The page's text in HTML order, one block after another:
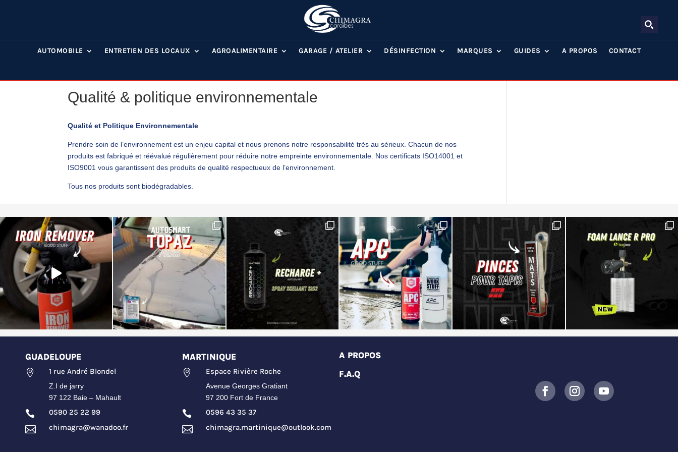
AUTOMOBILE ENTRETIEN DES LOCAUX AGROALIMENTAIRE GARAGE / ATELIER DÉSINFECTION MARQUES GUIDES A PROPOS CONTACT
Qualité & politique environnementale
Qualité et Politique Environnementale
Prendre soin de l’environnement est un enjeu capital et nous prenons notre responsabilité très au sérieux. Chacun de nos
produits est fabriqué et réévalué régulièrement pour réduire notre empreinte environnementale. Nos certificats ISO14001 et
ISO9001 vous garantissent des produits de qualité respectueux de l’environnement.
Tous nos produits sont biodégradables.
GUADELOUPE
 1 rue André Blondel
Z.I de jarry
97 122 Baie – Mahault
 0590 25 22 99
 chimagra@wanadoo.fr
MARTINIQUE
 Espace Rivière Roche
Avenue Georges Gratiant
97 200 Fort de France
 0596 43 35 37
 chimagra.martinique@outlook.com
A PROPOS
F.A.Q